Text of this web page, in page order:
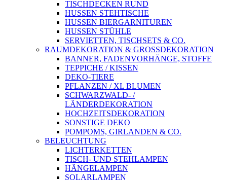
TISCHDECKEN RUND
HUSSEN STEHTISCHE
HUSSEN BIERGARNITUREN
HUSSEN STÜHLE
SERVIETTEN, TISCHSETS & CO.
RAUMDEKORATION & GROSSDEKORATION
BANNER, FADENVORHÄNGE, STOFFE
TEPPICHE / KISSEN
DEKO-TIERE
PFLANZEN / XL BLUMEN
SCHWARZWALD- /
LÄNDERDEKORATION
HOCHZEITSDEKORATION
SONSTIGE DEKO
POMPOMS, GIRLANDEN & CO.
BELEUCHTUNG
LICHTERKETTEN
TISCH- UND STEHLAMPEN
HÄNGELAMPEN
SOLARLAMPEN